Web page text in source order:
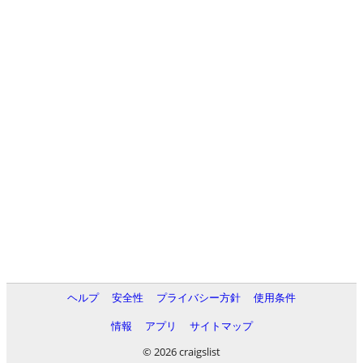
ヘルプ 安全性 プライバシー方針
使用条件
情報
アプリ
サイトマップ
© 2026 craigslist